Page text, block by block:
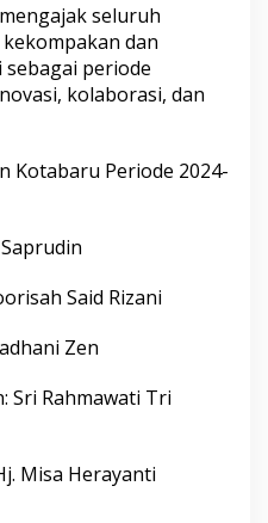
seluruh
dan
periode
kolaborasi, dan
Kotabaru Periode 2024-
Saprudin
Said Rizani
Zen
Sri Rahmawati Tri
Misa Herayanti